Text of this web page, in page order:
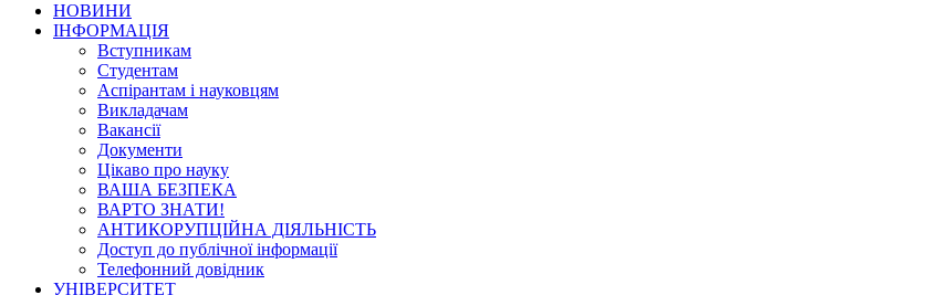
НОВИНИ
ІНФОРМАЦІЯ
Вступникам
Студентам
Аспірантам і науковцям
Викладачам
Вакансії
Документи
Цікаво про науку
ВАША БЕЗПЕКА
ВАРТО ЗНАТИ!
АНТИКОРУПЦІЙНА ДІЯЛЬНІСТЬ
Доступ до публічної інформації
Телефонний довідник
УНІВЕРСИТЕТ